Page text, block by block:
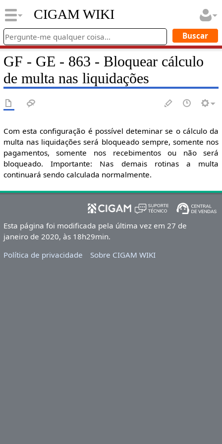
CIGAM WIKI
GF - GE - 863 - Bloquear cálculo
de multa nas liquidações
Com esta configuração é possível deteminar se o cálculo da
multa nas liquidações será bloqueado sempre, somente nos
pagamentos, somente nos recebimentos ou não será
bloqueado. Importante: Nas demais rotinas a multa
continuará sendo calculada normalmente.
Esta página foi modificada pela última vez em 27 de
janeiro de 2020, às 18h29min.
Política de privacidade
Sobre CIGAM WIKI